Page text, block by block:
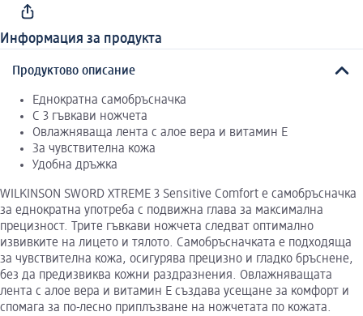
Информация за продукта
Продуктово описание
Еднократна самобръсначка
С 3 гъвкави ножчета
Овлажняваща лента с алое вера и витамин Е
За чувствителна кожа
Удобна дръжка
WILKINSON SWORD XTREME 3 Sensitive Comfort е самобръсначка
за еднократна употреба с подвижна глава за максимална
прецизност. Трите гъвкави ножчета следват оптимално
извивките на лицето и тялото. Самобръсначката е подходяща
за чувствителна кожа, осигурява прецизно и гладко бръснене,
без да предизвиква кожни раздразнения. Овлажняващата
лента с алое вера и витамин Е създава усещане за комфорт и
спомага за по-лесно приплъзване на ножчетата по кожата.